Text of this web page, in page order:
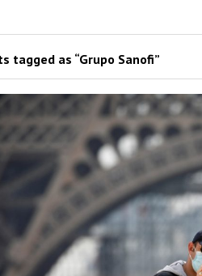
tagged as “Grupo Sanofi”